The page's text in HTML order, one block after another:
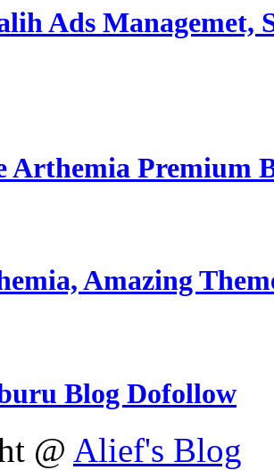
Ads Managemet,
Arthemia Premium
Amazing
Blog Dofollow
@ Alief's Blog